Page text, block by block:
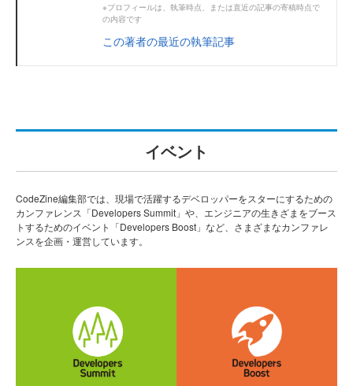
※プロフィールは、執筆時点、または直近の記事の寄稿時点で
の内容です
この著者の最近の執筆記事
イベント
CodeZine編集部では、現場で活躍するデベロッパーをスターにするための
カンファレンス「Developers Summit」や、エンジニアの生きざまをブース
トするためのイベント「Developers Boost」など、さまざまなカンファレ
ンスを企画・運営しています。